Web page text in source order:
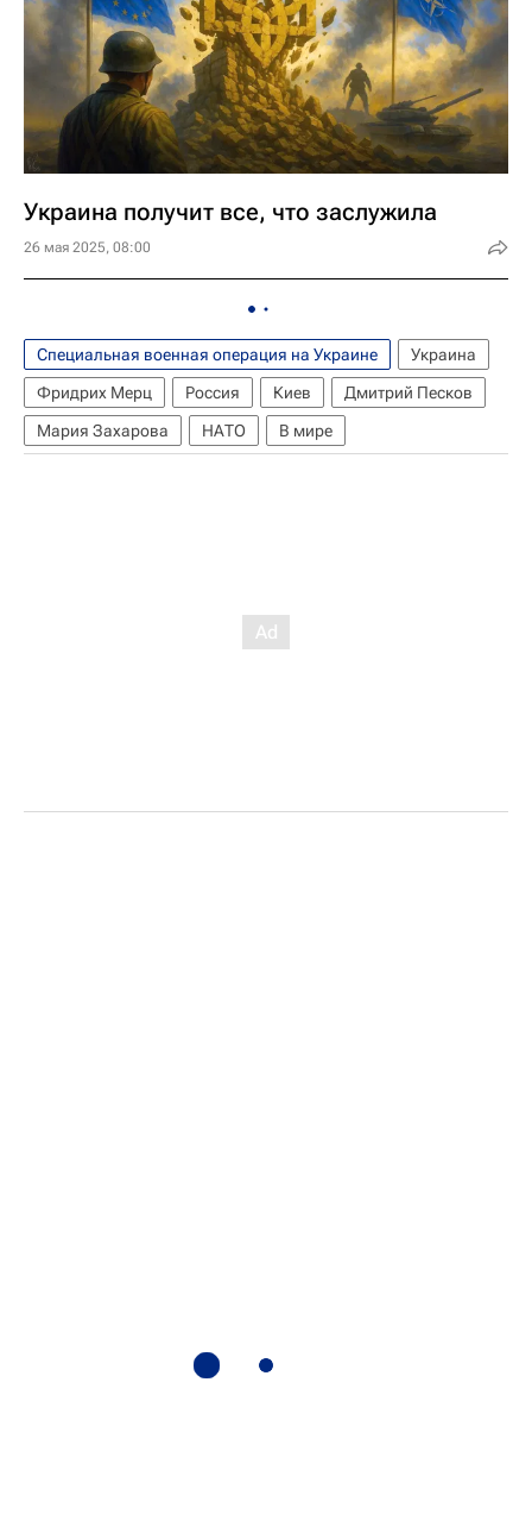
Украина получит все, что заслужила
26 мая 2025, 08:00
Специальная военная операция на Украине
Украина
Фридрих Мерц
Россия Киев
Дмитрий Песков
Мария Захарова
НАТО В мире